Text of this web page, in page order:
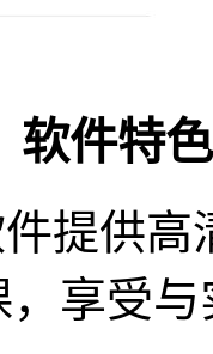
软件特
提供
享受